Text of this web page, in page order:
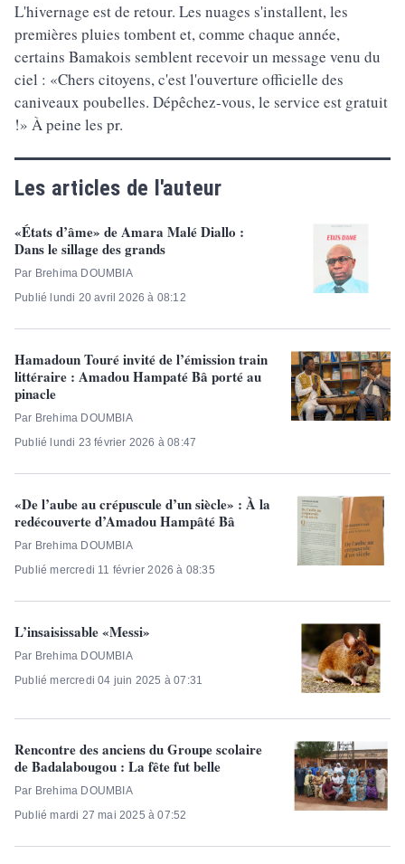
L'hivernage est de retour. Les nuages s'installent, les
premières pluies tombent et, comme chaque année,
certains Bamakois semblent recevoir un message venu du
ciel : «Chers citoyens, c'est l'ouverture officielle des
caniveaux poubelles. Dépêchez-vous, le service est gratuit
!» À peine les pr.
Les articles de l'auteur
«États d’âme» de Amara Malé Diallo :
Dans le sillage des grands
Par Brehima DOUMBIA
Publié lundi 20 avril 2026 à 08:12
Hamadoun Touré invité de l’émission train
littéraire : Amadou Hampaté Bâ porté au
pinacle
Par Brehima DOUMBIA
Publié lundi 23 février 2026 à 08:47
«De l’aube au crépuscule d’un siècle» : À la
redécouverte d’Amadou Hampâté Bâ
Par Brehima DOUMBIA
Publié mercredi 11 février 2026 à 08:35
L’insaisissable «Messi»
Par Brehima DOUMBIA
Publié mercredi 04 juin 2025 à 07:31
Rencontre des anciens du Groupe scolaire
de Badalabougou : La fête fut belle
Par Brehima DOUMBIA
Publié mardi 27 mai 2025 à 07:52